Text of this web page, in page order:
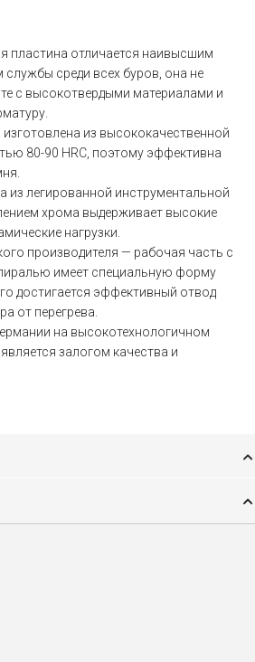
пластина отличается наивысшим
среди всех буров, она не
с высокотвердыми материалами и
из высококачественной
80-90 HRC, поэтому эффективна
из легированной инструментальной
хрома выдерживает высокие
нагрузки.
производителя — рабочая часть с
имеет специальную форму
достигается эффективный отвод
от перегрева.
на высокотехнологичном
залогом качества и